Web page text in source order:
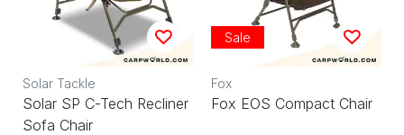
Solar Tackle
Solar SP C-Tech Recliner
Sofa Chair
Sale
Fox
Fox EOS Compact Chair